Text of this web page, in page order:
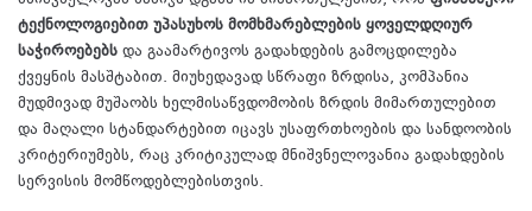
ტექნოლოგიებით უპასუხოს მომხმარებლების ყოველდღიურ
საჭიროებებს და გაამარტივოს გადახდების გამოცდილება
ქვეყნის მასშტაბით. მიუხედავად სწრაფი ზრდისა, კომპანია
მუდმივად მუშაობს ხელმისაწვდომობის ზრდის მიმართულებით
და მაღალი სტანდარტებით იცავს უსაფრთხოების და სანდოობის
კრიტერიუმებს, რაც კრიტიკულად მნიშვნელოვანია გადახდების
სერვისის მომწოდებლებისთვის.